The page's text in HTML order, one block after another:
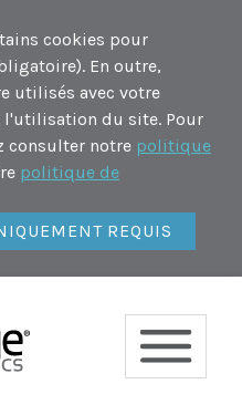
cookies pour
En outre,
utilisés avec votre
l'utilisation du site. Pour
consulter notre politique
politique de
REQUIS